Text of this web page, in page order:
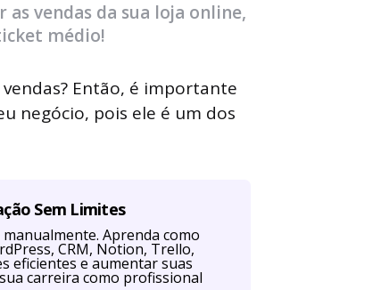
vendas da sua loja online,
médio!
Então, é importante
negócio, pois ele é um dos
Sem Limites
Aprenda como
CRM, Notion, Trello,
eficientes e aumentar suas
carreira como profissional